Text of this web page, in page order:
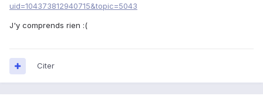
uid=104373812940715&topic=5043
J'y comprends rien :(
Citer